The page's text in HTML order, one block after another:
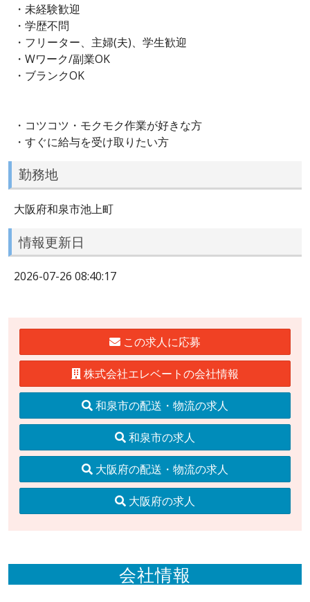
・未経験歓迎
・学歴不問
・フリーター、主婦(夫)、学生歓迎
・Wワーク/副業OK
・ブランクOK
・コツコツ・モクモク作業が好きな方
・すぐに給与を受け取りたい方
勤務地
大阪府和泉市池上町
情報更新日
2026-07-26 08:40:17
この求人に応募
株式会社エレベートの会社情報
和泉市の配送・物流の求人
和泉市の求人
大阪府の配送・物流の求人
大阪府の求人
会社情報